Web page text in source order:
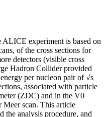
experiment is based on
of the cross sections for
detectors (visible cross
Hadron Collider provided
per nucleon pair of √s
associated with particle
(ZDC) and in the V0
Meer scan. This article
the analysis procedure, and